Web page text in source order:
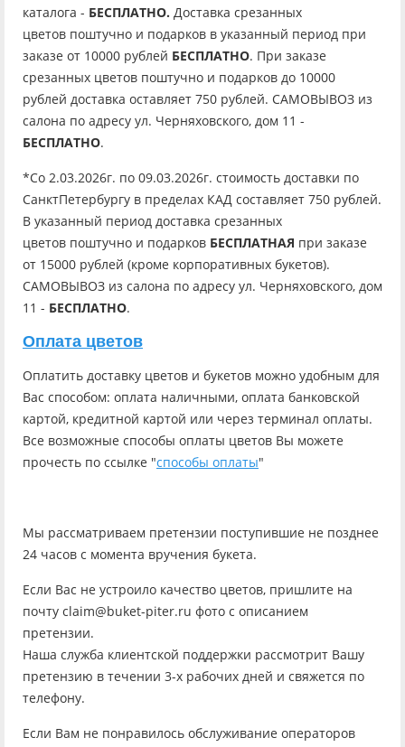
каталога - БЕСПЛАТНО. Доставка срезанных
цветов поштучно и подарков в указанный период при
заказе от 10000 рублей БЕСПЛАТНО. При заказе
срезанных цветов поштучно и подарков до 10000
рублей доставка оставляет 750 рублей. САМОВЫВОЗ из
салона по адресу ул. Черняховского, дом 11 -
БЕСПЛАТНО.
*Со 2.03.2026г. по 09.03.2026г. стоимость доставки по
СанктПетербургу в пределах КАД составляет 750 рублей.
В указанный период доставка срезанных
цветов поштучно и подарков БЕСПЛАТНАЯ при заказе
от 15000 рублей (кроме корпоративных букетов).
САМОВЫВОЗ из салона по адресу ул. Черняховского, дом
11 - БЕСПЛАТНО.
Оплата цветов
Оплатить доставку цветов и букетов можно удобным для
Вас способом: оплата наличными, оплата банковской
картой, кредитной картой или через терминал оплаты.
Все возможные способы оплаты цветов Вы можете
прочесть по ссылке "способы оплаты"
Мы рассматриваем претензии поступившие не позднее
24 часов с момента вручения букета.
Если Вас не устроило качество цветов, пришлите на
почту claim@buket-piter.ru фото с описанием
претензии.
Наша служба клиентской поддержки рассмотрит Вашу
претензию в течении 3-х рабочих дней и свяжется по
телефону.
Если Вам не понравилось обслуживание операторов